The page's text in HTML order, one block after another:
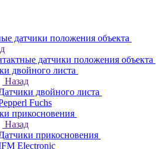
датчики положения объекта
датчики положения объекта
двойного листа
Назад
двойного листа
Fuchs
прикосновения
Назад
прикосновения
Electronic